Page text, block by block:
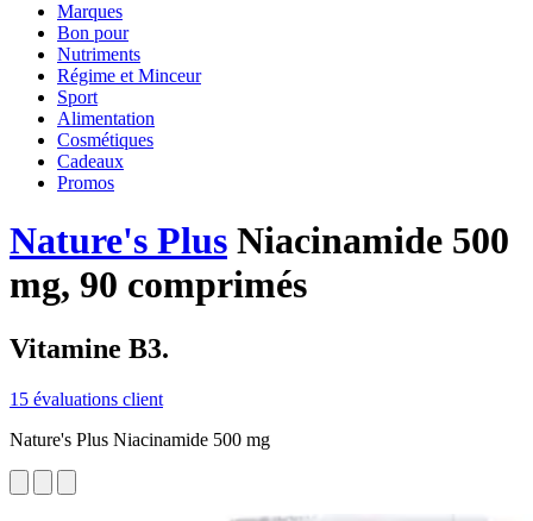
Marques
Bon pour
Nutriments
Régime et Minceur
Sport
Alimentation
Cosmétiques
Cadeaux
Promos
Nature's Plus Niacinamide 500
mg, 90 comprimés
Vitamine B3.
15 évaluations client
Nature's Plus Niacinamide 500 mg